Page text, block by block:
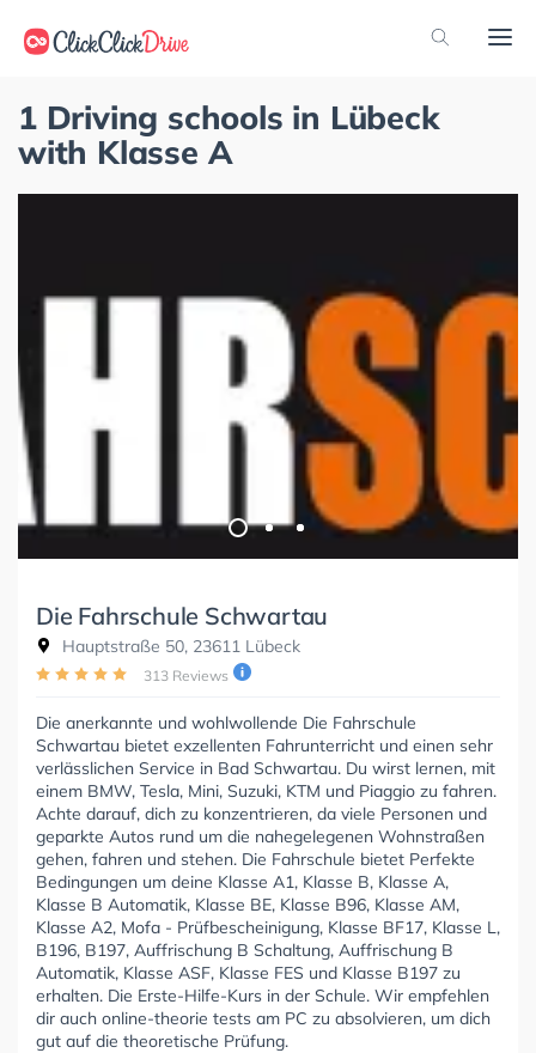
1 Driving schools in Lübeck
with Klasse A
Die Fahrschule Schwartau
Hauptstraße 50, 23611 Lübeck
313 Reviews
Die anerkannte und wohlwollende Die Fahrschule
Schwartau bietet exzellenten Fahrunterricht und einen sehr
verlässlichen Service in Bad Schwartau. Du wirst lernen, mit
einem BMW, Tesla, Mini, Suzuki, KTM und Piaggio zu fahren.
Achte darauf, dich zu konzentrieren, da viele Personen und
geparkte Autos rund um die nahegelegenen Wohnstraßen
gehen, fahren und stehen. Die Fahrschule bietet Perfekte
Bedingungen um deine Klasse A1, Klasse B, Klasse A,
Klasse B Automatik, Klasse BE, Klasse B96, Klasse AM,
Klasse A2, Mofa - Prüfbescheinigung, Klasse BF17, Klasse L,
B196, B197, Auffrischung B Schaltung, Auffrischung B
Automatik, Klasse ASF, Klasse FES und Klasse B197 zu
erhalten. Die Erste-Hilfe-Kurs in der Schule. Wir empfehlen
dir auch online-theorie tests am PC zu absolvieren, um dich
gut auf die theoretische Prüfung.